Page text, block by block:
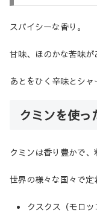
スパイシーな香り。
甘味、ほのかな苦味が
あとをひく辛味とシャ
クミンを使っ
クミンは香り豊かで、
世界の様々な国々で定
クスクス（モロッ